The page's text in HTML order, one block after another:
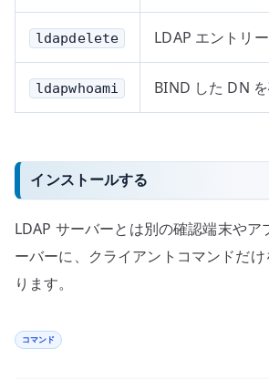
ldapdelete LDAP エントリ
ldapwhoami BIND した DN
インストールする
LDAP サーバーとは別の確認端末やア
ーバーに、クライアントコマンドだ
ります。
コマンド